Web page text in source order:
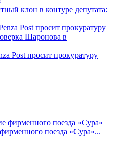
клон в контуре депутата:
Post просит прокуратуру
поезда «Сура»...